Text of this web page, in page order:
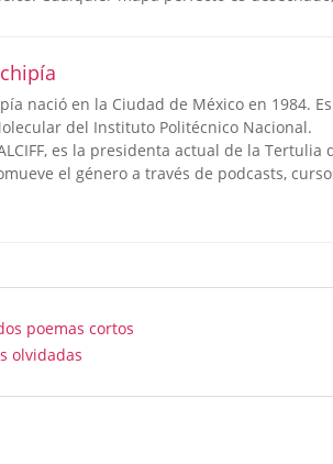
nació en la Ciudad de México en 1984.
del Instituto Politécnico Nacional.
es la presidenta actual de la Tertulia
el género a través de podcasts,
poemas cortos
olvidadas